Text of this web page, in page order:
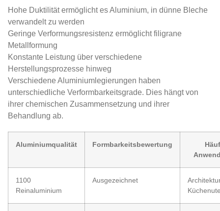
Hohe Duktilität ermöglicht es Aluminium, in dünne Bleche
verwandelt zu werden
Geringe Verformungsresistenz ermöglicht filigrane
Metallformung
Konstante Leistung über verschiedene
Herstellungsprozesse hinweg
Verschiedene Aluminiumlegierungen haben
unterschiedliche Verformbarkeitsgrade. Dies hängt von
ihrer chemischen Zusammensetzung und ihrer
Behandlung ab.
Aluminiumqualität Formbarkeitsbewertung
1100
Reinaluminium
Ausgezeichnet